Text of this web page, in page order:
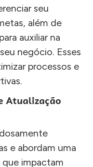
seu
além de
auxiliar na
negócio. Esses
processos e
Atualização
e abordam uma
que impactam